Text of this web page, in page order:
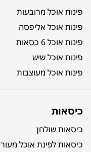
פינות אוכל מרובעות
פינות אוכל אליפסה
פינות אוכל 6 כסאות
פינות אוכל שיש
פינות אוכל מעוצבות
כיסאות
כיסאות שולחן
כיסאות לפינת אוכל מעור